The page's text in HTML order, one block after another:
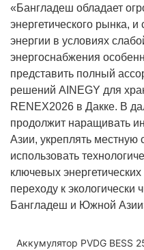
«Бангладеш обладает
энергетического рынка,
энергии в условиях
энергоснабжения
представить полный
решений AINEGY для
RENEX2026 в Дакке. В
продолжит наращивать
Азии, укреплять местную
использовать
ключевых
переходу к экологически
Бангладеш и Южной
Аккумулятор PVDG BESS